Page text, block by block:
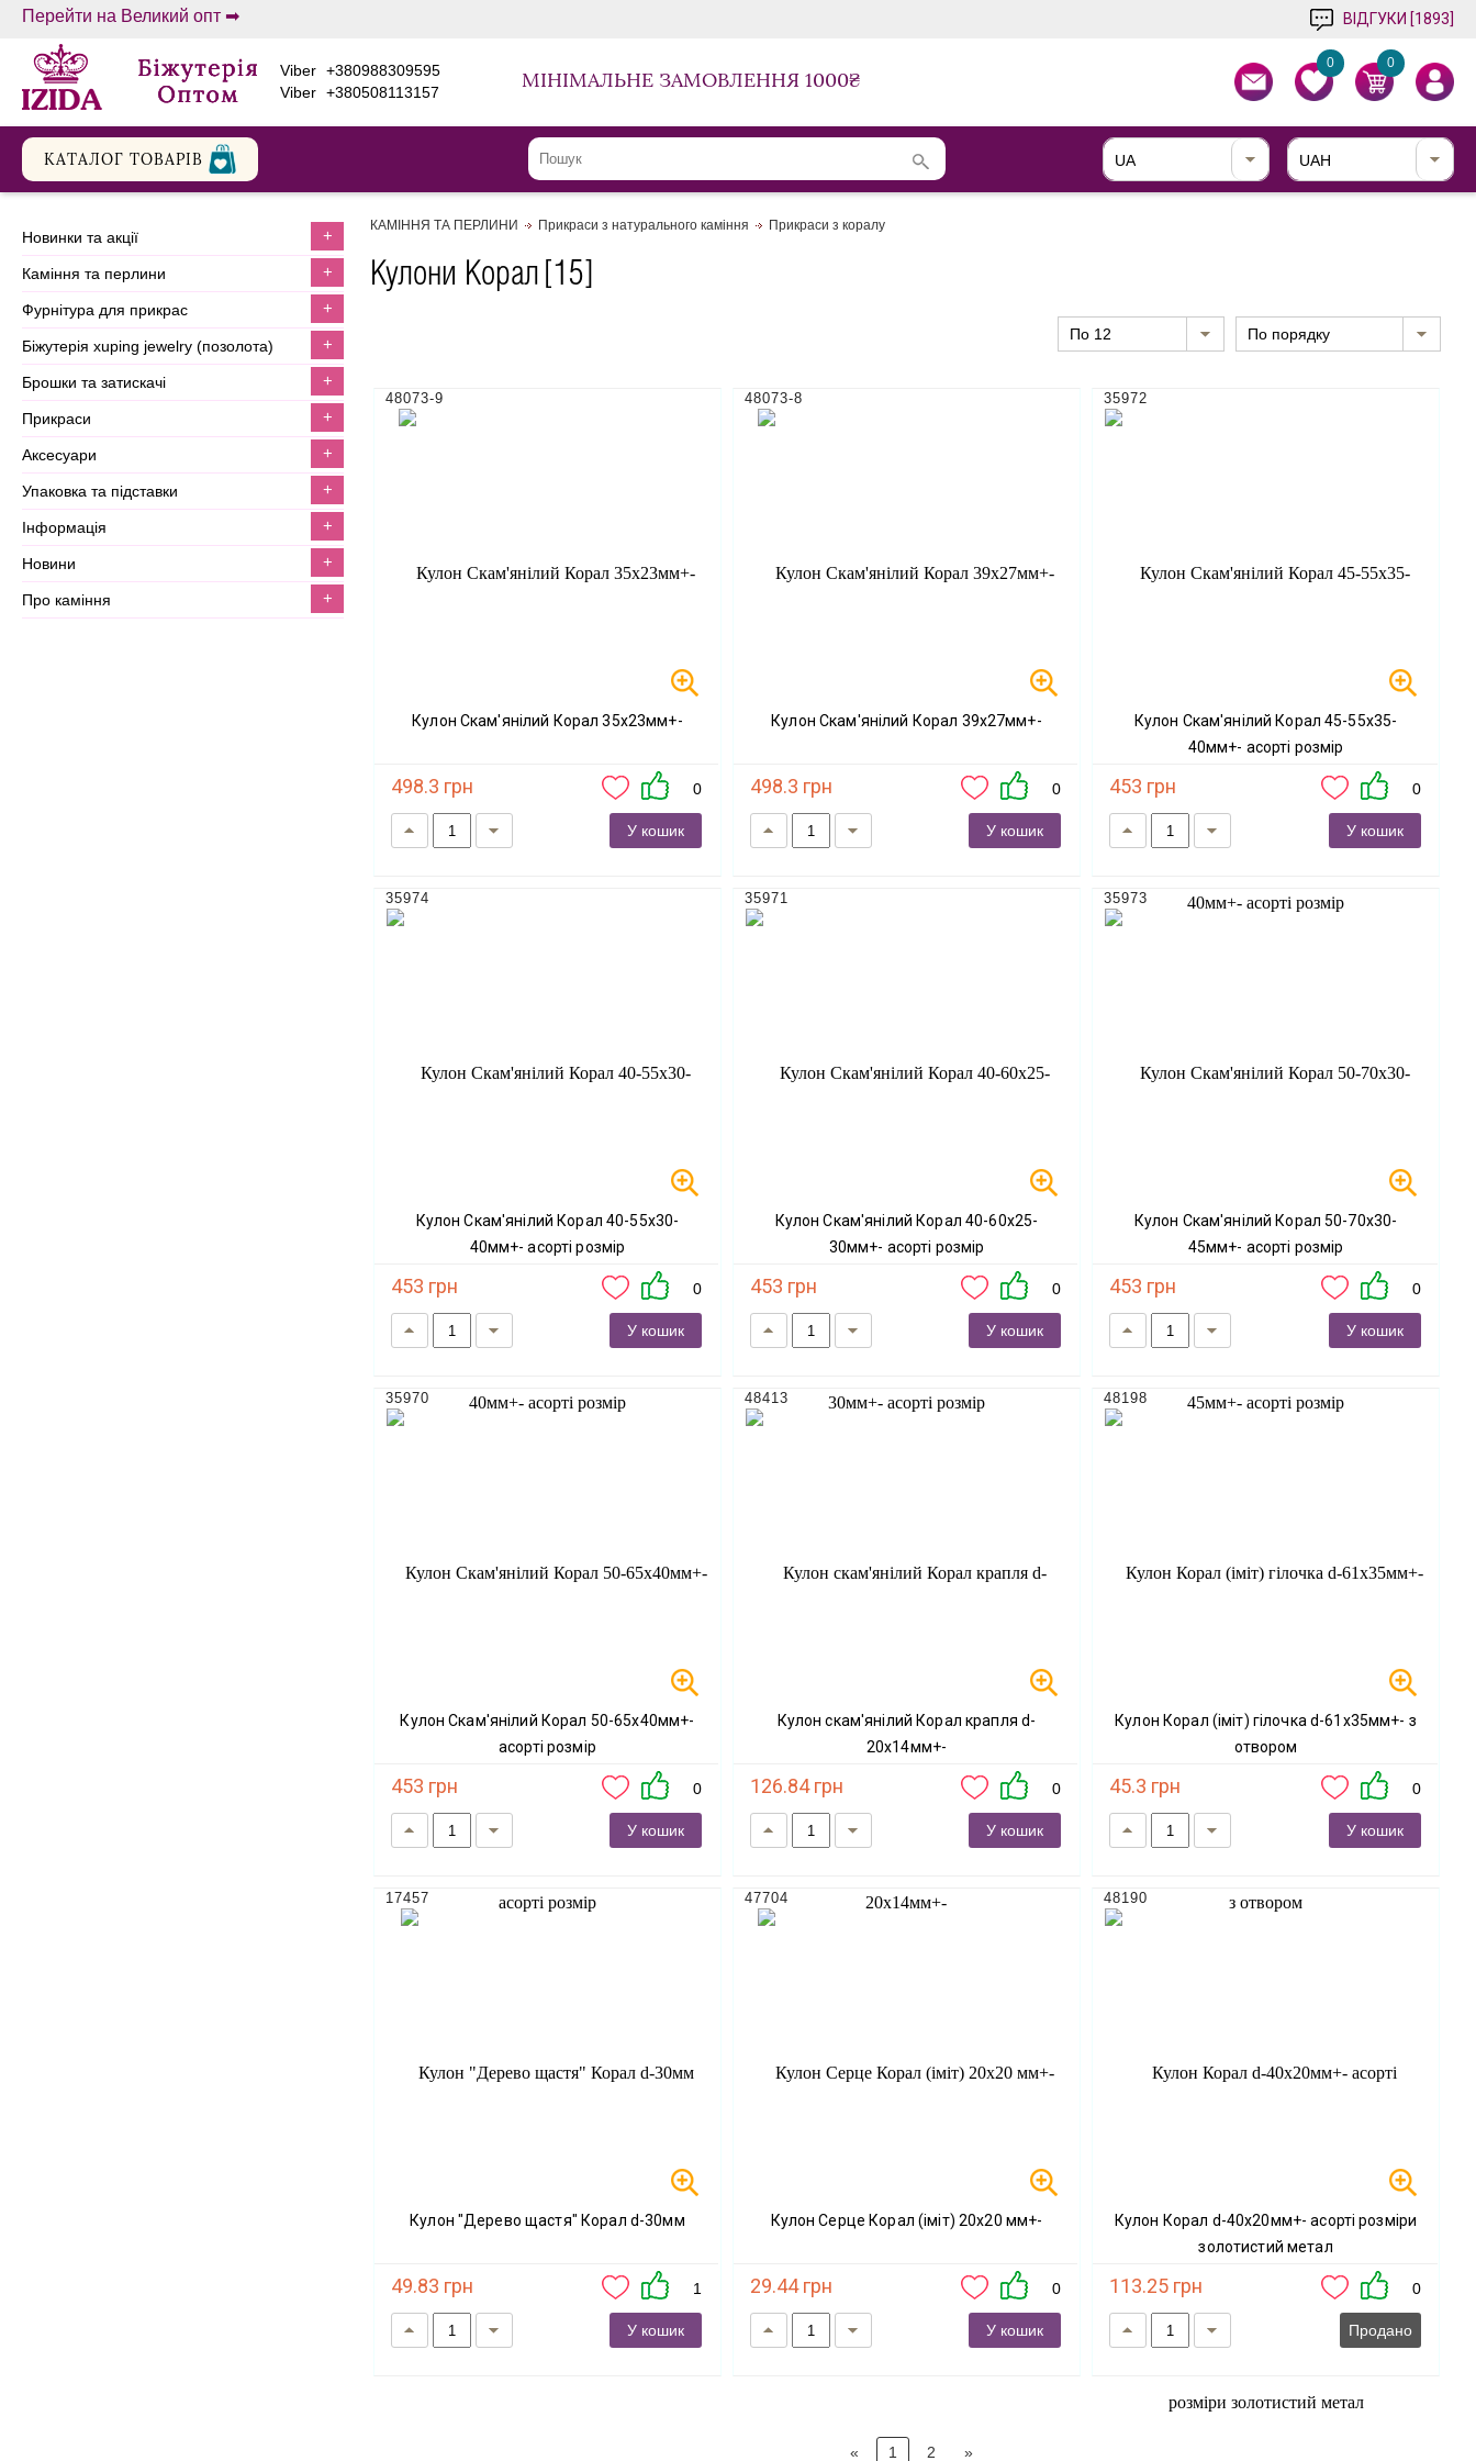
Перейти на Великий опт ➡ ВІДГУКИ [1893]
viber +380988309595
viber +380508113157 МІНІМАЛЬНЕ ЗАМОВЛЕННЯ 1000₴
0
0
КАТАЛОГ ТОВАРIВ UAH
UA
+
новинки та акції
+
каміння та перлини
+
фурнітура для прикрас
+
біжутерія xuping jewelry (позолота)
+
брошки та затискачі
+
прикраси
+
аксесуари
+
упаковка та підставки
+
інформація
+
новини
+
про каміння
КАМІННЯ ТА ПЕРЛИНИ Прикраси з натурального каміння Прикраси з коралу
Кулони Корал [15]
По порядку
по 12
Кулон Скам'янілий Корал 35х23мм+-
48073-9
498.3 грн 0
У кошик
Кулон Скам'янілий Корал 39х27мм+-
48073-8
498.3 грн 0
У кошик
Кулон Скам'янілий Корал 45-55х35-
40мм+- асорті розмір
35972
453 грн 0
У кошик
Кулон Скам'янілий Корал 40-55х30-
40мм+- асорті розмір
35974
453 грн 0
У кошик
Кулон Скам'янілий Корал 40-60х25-
30мм+- асорті розмір
35971
453 грн 0
У кошик
Кулон Скам'янілий Корал 50-70х30-
45мм+- асорті розмір
35973
453 грн 0
У кошик
Кулон Скам'янілий Корал 50-65х40мм+-
асорті розмір
35970
453 грн 0
У кошик
Кулон скам'янілий Корал крапля d-
20х14мм+-
48413
126.84 грн 0
У кошик
Кулон Корал (іміт) гілочка d-61х35мм+- з
отвором
48198
45.3 грн 0
У кошик
Кулон "Дерево щастя" Корал d-30мм
17457
49.83 грн 1
У кошик
Кулон Серце Корал (іміт) 20х20 мм+-
47704
29.44 грн 0
У кошик
Кулон Корал d-40х20мм+- асорті розміри
золотистий метал
48190
113.25 грн 0
Продано
« 1 2 »